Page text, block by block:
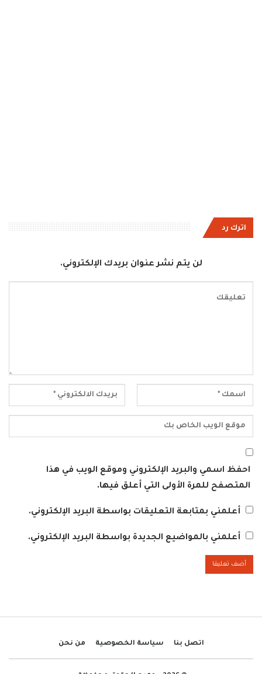
اترك رد
لن يتم نشر عنوان بريدك الإلكتروني.
احفظ اسمي والبريد الإلكتروني وموقع الويب في هذا
المتصفح للمرة الأولى التي أعلق فيها.
أعلمني بمتابعة التعليقات بواسطة البريد الإلكتروني.
أعلمني بالمواضيع الجديدة بواسطة البريد الإلكتروني.
اتصل بنا سياسة الخصوصية من نحن